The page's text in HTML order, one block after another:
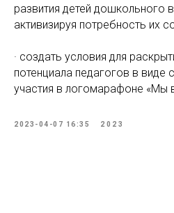
развития детей дошкольного
активизируя потребность их
· создать условия для
потенциала педагогов в виде
участия в логомарафоне «Мы
2023-04-07 16:35 2023